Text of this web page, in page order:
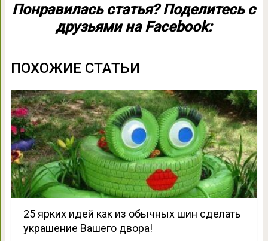
Понравилась статья? Поделитесь с
друзьями на Facebook:
ПОХОЖИЕ СТАТЬИ
25 ярких идей как из обычных шин сделать
украшение Вашего двора!